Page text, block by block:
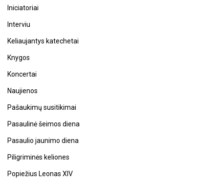
Iniciatoriai
Interviu
Keliaujantys katechetai
Knygos
Koncertai
Naujienos
Pašaukimų susitikimai
Pasaulinė šeimos diena
Pasaulio jaunimo diena
Piligriminės keliones
Popiežius Leonas XIV